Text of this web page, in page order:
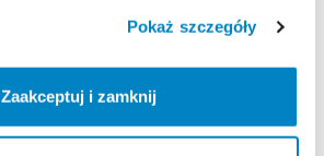
Pokaż szczegóły
Zaakceptuj i zamknij